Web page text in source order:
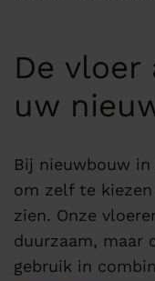
De vloer
uw
Bij nieuwbouw
om zelf te
zien. Onze
duurzaam, maar
gebruik in